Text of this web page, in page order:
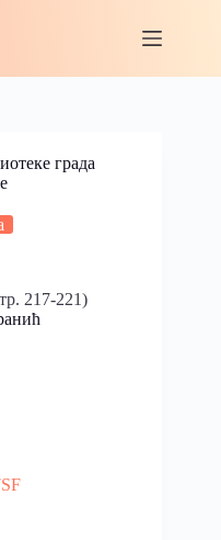
града
217-221)